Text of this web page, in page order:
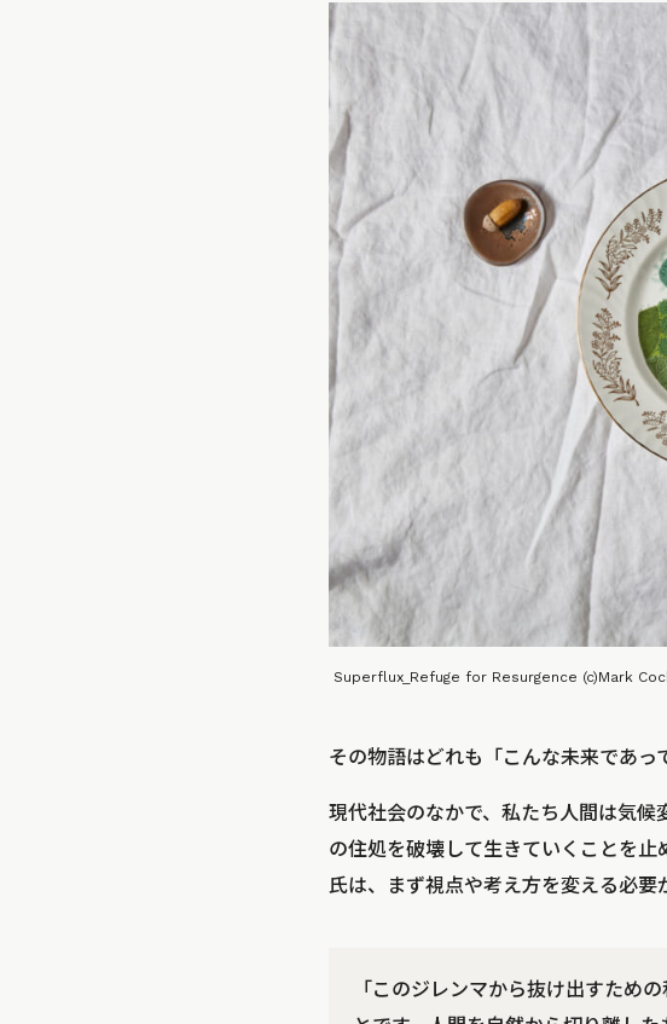
Superflux_Refuge for Resurgence (c)Mark
その物語はどれも「こんな未来であっ
現代社会のなかで、私たち人間は気
の住処を破壊して生きていくことを
氏は、まず視点や考え方を変える必要
「このジレンマから抜け出すため